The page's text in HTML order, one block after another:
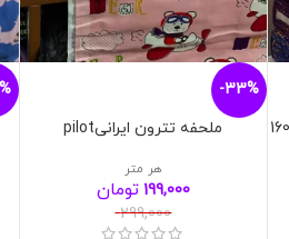
-33%
ملحفه تترون ایرانیpilot
299,000
199,000 تومان
هر متر